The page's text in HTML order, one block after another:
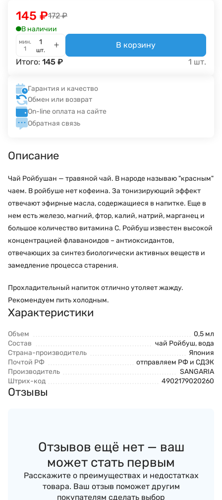
172 ₽
145 ₽
В наличии
мин.
1
шт.
В корзину
Итого: 145 ₽ 1 шт.
Гарантия и качество
Обмен или возврат
On-line оплата на сайте
Обратная связь
Описание
Чай Ройбушан — травяной чай. В народе называю "красным"
чаем. В ройбуше нет кофеина. За тонизирующий эффект
отвечают эфирные масла, содержащиеся в напитке. Еще в
нем есть железо, магний, фтор, калий, натрий, марганец и
большое количество витамина С. Ройбуш известен высокой
концентрацией флаваноидов – антиоксидантов,
отвечающих за синтез биологически активных веществ и
замедление процесса старения.
Прохладительный напиток отлично утоляет жажду.
Рекомендуем пить холодным.
Характеристики
Объем
0,5 мл
Состав
чай Ройбуш, вода
Страна-производитель
Япония
Почтой РФ
отправляем РФ и СДЭК
Производитель
SANGARIA
Штрих-код
4902179020260
Отзывы
Отзывов ещё нет — ваш
может стать первым
Расскажите о преимуществах и недостатках
товара. Ваш отзыв поможет другим
покупателям сделать выбор